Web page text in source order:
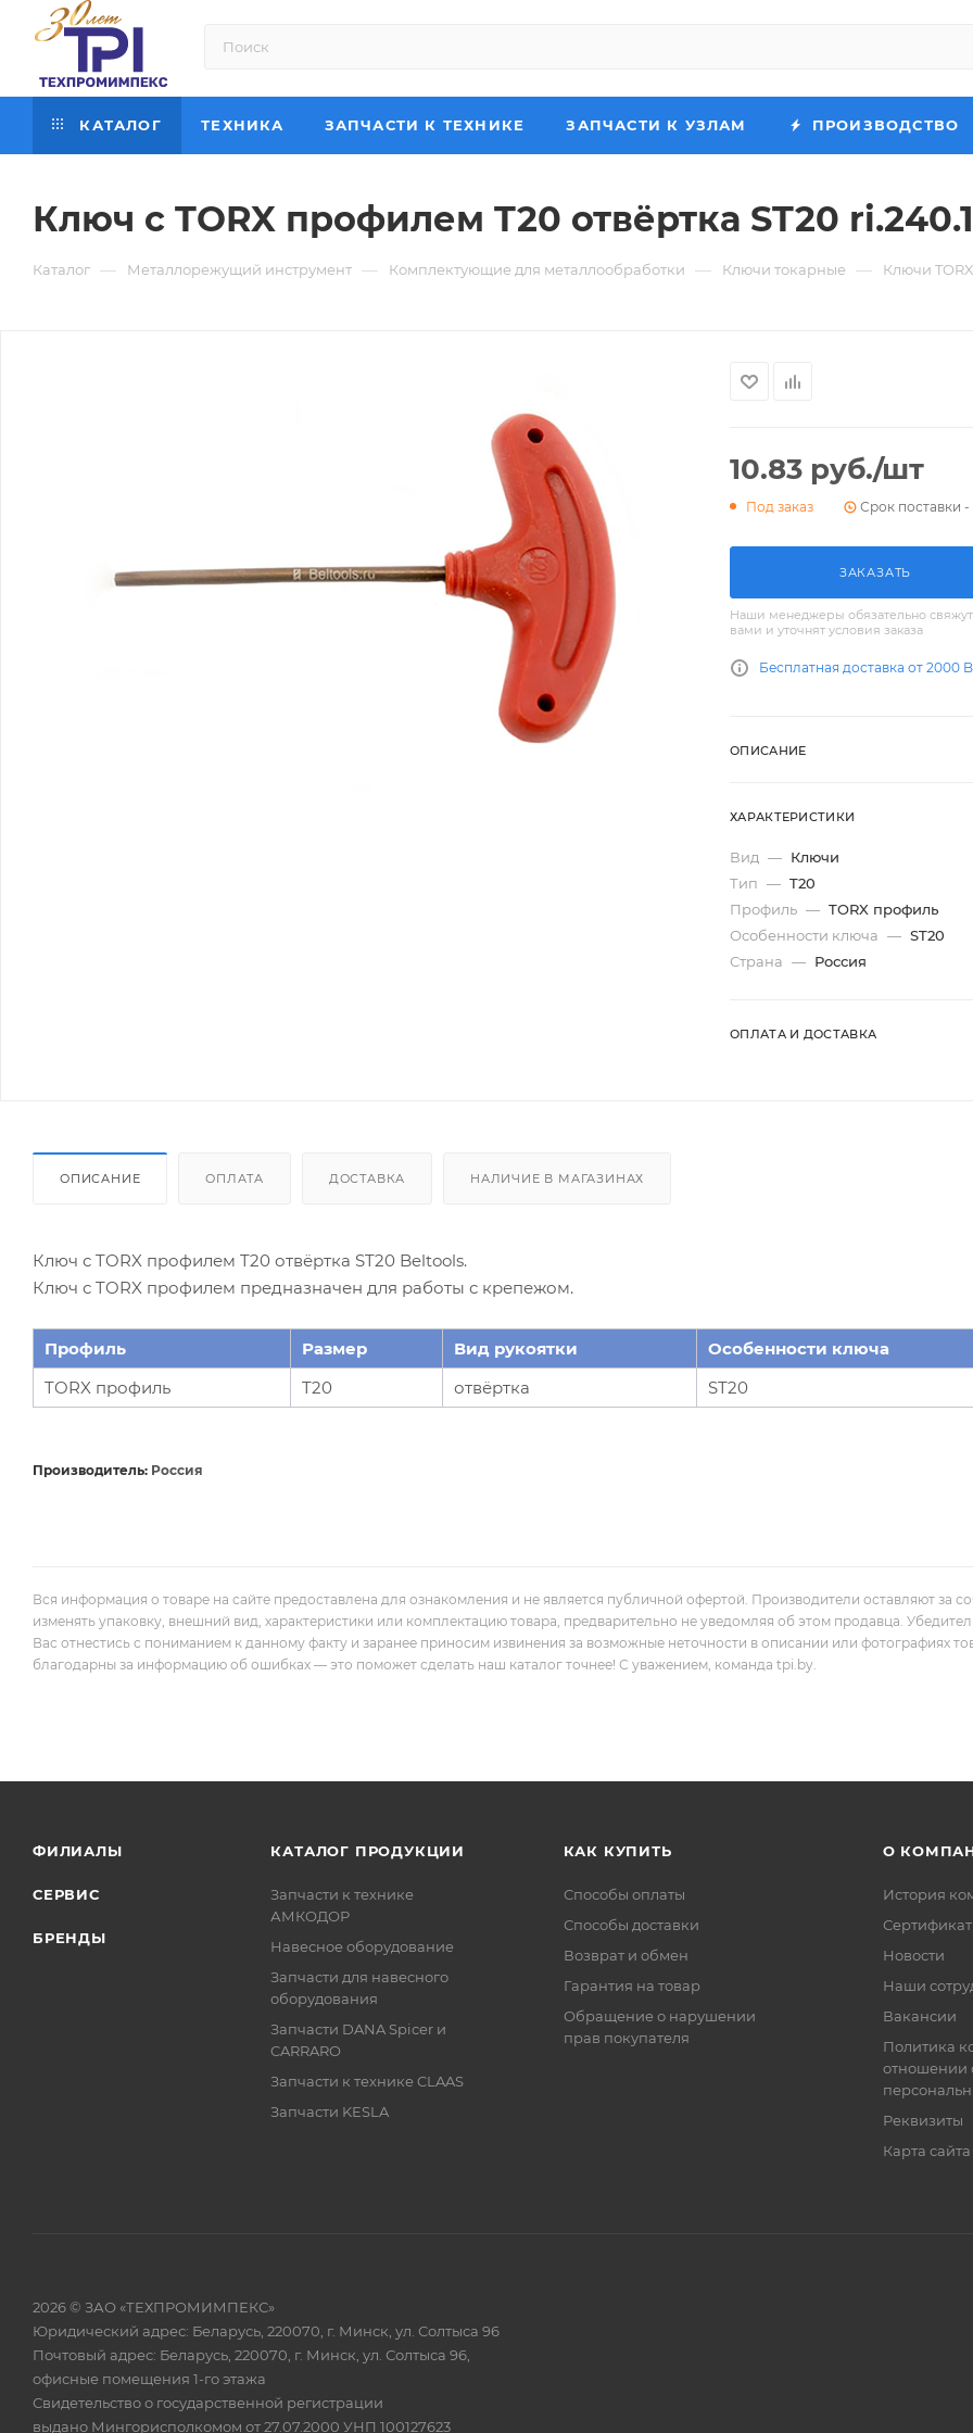
КАТАЛОГ ТЕХНИКА ЗАПЧАСТИ К ТЕХНИКЕ ЗАПЧАСТИ К УЗЛАМ ПРОИЗВОДСТВО
Ключ с TORX профилем T20 отвёртка ST20
Каталог — Металлорежущий инструмент — Комплектующие для металлообработки — Ключи токарные — Ключи TORX
10.83 руб./шт
Под заказ Срок поставки -
ЗАКАЗАТЬ
Наши менеджеры обязательно
вами и уточнят условия заказа
Бесплатная доставка от 2000
ОПИСАНИЕ
ХАРАКТЕРИСТИКИ
Вид — Ключи
Тип — T20
Профиль — TORX профиль
Особенности ключа — ST20
Страна — Россия
ОПЛАТА И ДОСТАВКА
ОПИСАНИЕ ОПЛАТА ДОСТАВКА НАЛИЧИЕ В МАГАЗИНАХ
Ключ с TORX профилем T20 отвёртка ST20 Beltools.
Ключ с TORX профилем предназначен для работы с крепежом.
Профиль Размер Вид рукоятки
Особенности ключа
TORX профиль
T20 отвёртка ST20
Производитель: Россия
Вся информация о товаре на сайте предоставлена для ознакомления и не является публичной офертой. Производители оставляют за
изменять упаковку, внешний вид, характеристики или комплектацию товара, предварительно не уведомляя об этом продавца.
Вас отнестись с пониманием к данному факту и заранее приносим извинения за возможные неточности в описании или фотографиях
благодарны за информацию об ошибках — это поможет сделать наш каталог точнее! С уважением, команда tpi.by.
ФИЛИАЛЫ
СЕРВИС
БРЕНДЫ
КАТАЛОГ ПРОДУКЦИИ
Запчасти к технике
АМКОДОР
Навесное оборудование
Запчасти для навесного
оборудования
Запчасти DANA Spicer и
CARRARO
Запчасти к технике CLAAS
Запчасти KESLA
КАК КУПИТЬ
Способы оплаты
Способы доставки
Возврат и обмен
Гарантия на товар
Обращение о нарушении
прав покупателя
О
История
Новости
Наши
Вакансии
Политика
отношении
Реквизиты
Карта сайта
2026 © ЗАО «ТЕХПРОМИМПЕКС»
Юридический адрес: Беларусь, 220070, г. Минск, ул. Солтыса 96
Почтовый адрес: Беларусь, 220070, г. Минск, ул. Солтыса 96,
офисные помещения 1-го этажа
Свидетельство о государственной регистрации
выдано Мингорисполкомом от 27.07.2000 УНП 100127623